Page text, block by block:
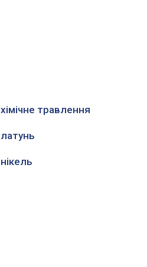
хімічне травлення
латунь
нікель